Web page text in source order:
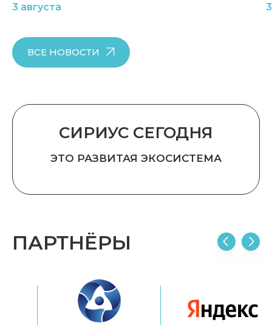
3 августа
ВСЕ НОВОСТИ
СИРИУС СЕГОДНЯ
ЭТО РАЗВИТАЯ ЭКОСИСТЕМА
ПАРТНЁРЫ